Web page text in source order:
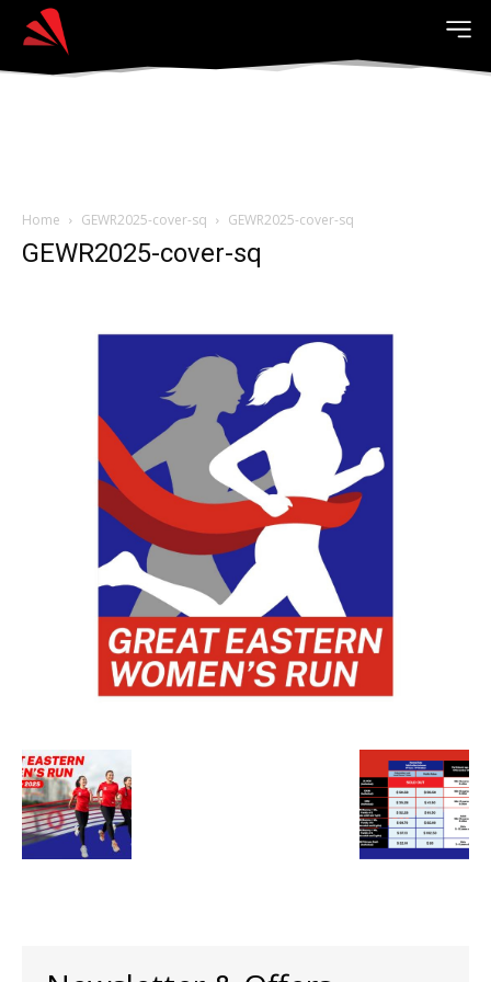
Home GEWR2025-cover-sq GEWR2025-cover-sq
GEWR2025-cover-sq